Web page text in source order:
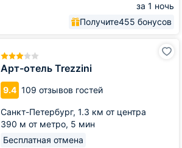
за 1 ночь
Получите455 бонусов
Арт-отель Trezzini
9.4 109 отзывов гостей
Санкт-Петербург, 1.3 км от центра
390 м от метро, 5 мин
Бесплатная отмена